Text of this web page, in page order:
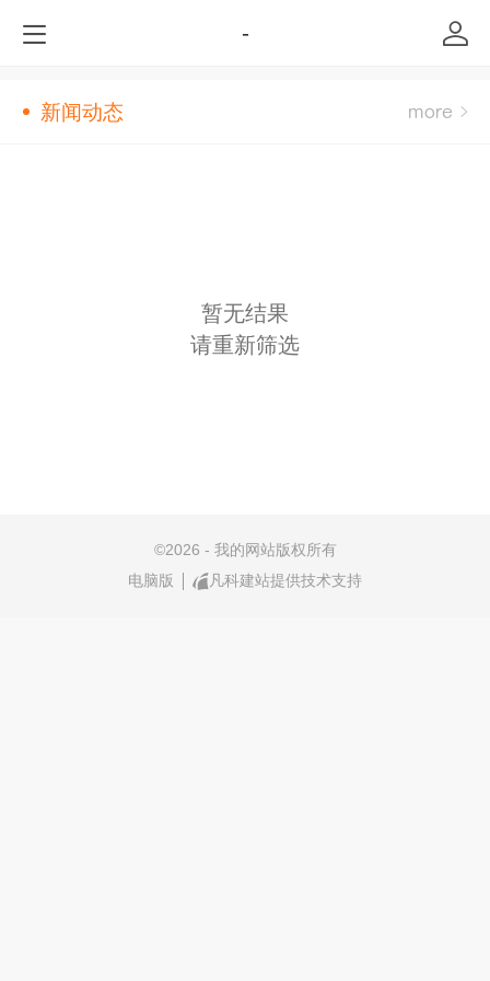
-
新闻动态
暂无结果
请重新筛选
©2026 - 我的网站版权所有
电脑版
凡科建站提供技术支持